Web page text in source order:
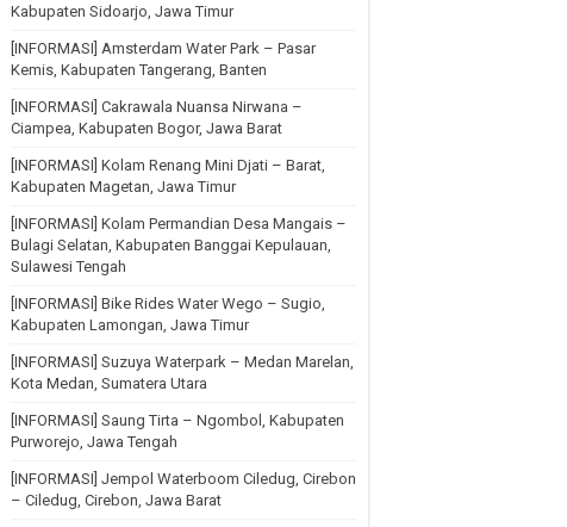
Kabupaten Sidoarjo, Jawa Timur
[INFORMASI] Amsterdam Water Park – Pasar
Kemis, Kabupaten Tangerang, Banten
[INFORMASI] Cakrawala Nuansa Nirwana –
Ciampea, Kabupaten Bogor, Jawa Barat
[INFORMASI] Kolam Renang Mini Djati – Barat,
Kabupaten Magetan, Jawa Timur
[INFORMASI] Kolam Permandian Desa Mangais –
Bulagi Selatan, Kabupaten Banggai Kepulauan,
Sulawesi Tengah
[INFORMASI] Bike Rides Water Wego – Sugio,
Kabupaten Lamongan, Jawa Timur
[INFORMASI] Suzuya Waterpark – Medan Marelan,
Kota Medan, Sumatera Utara
[INFORMASI] Saung Tirta – Ngombol, Kabupaten
Purworejo, Jawa Tengah
[INFORMASI] Jempol Waterboom Ciledug, Cirebon
– Ciledug, Cirebon, Jawa Barat